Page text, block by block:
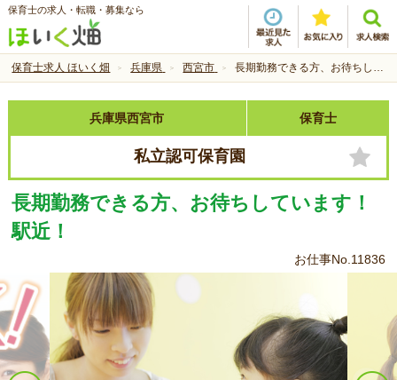
保育士の求人・転職・募集なら
保育士求人 ほいく畑 兵庫県 西宮市 長期勤務できる方、お待ちしています！駅近！
兵庫県西宮市 保育士
私立認可保育園
長期勤務できる方、お待ちしています！
駅近！
お仕事No.11836